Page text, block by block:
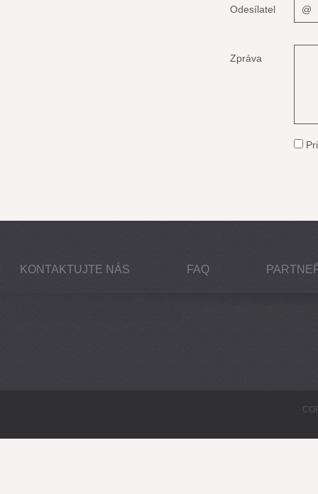
Odesílatel
Zpráva
KONTAKTUJTE NÁS FAQ